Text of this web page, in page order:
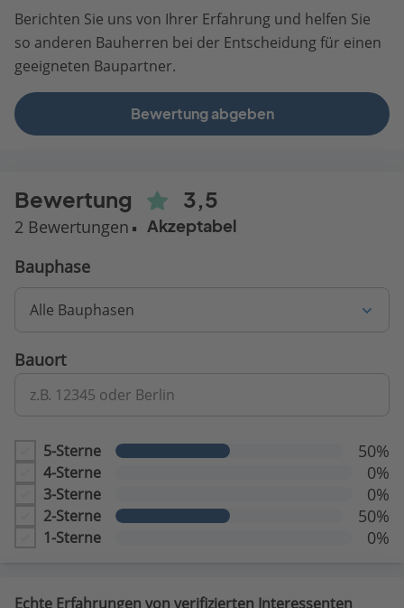
Berichten Sie uns von Ihrer Erfahrung und helfen Sie
so anderen Bauherren bei der Entscheidung für einen
geeigneten Baupartner.
Bewertung abgeben
Bewertung 3,5
2 Bewertungen Akzeptabel
Bauphase
Alle Bauphasen
Bauort
z.B. 12345 oder Berlin
5-Sterne 50%
4-Sterne 0%
3-Sterne 0%
2-Sterne 50%
1-Sterne 0%
Echte Erfahrungen von verifizierten Interessenten